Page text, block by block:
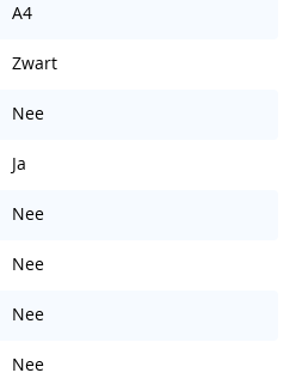
A4
Zwart
Nee
Ja
Nee
Nee
Nee
Nee